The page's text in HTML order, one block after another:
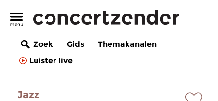
Zoek Gids
Themakanalen
Luister live
Jazz